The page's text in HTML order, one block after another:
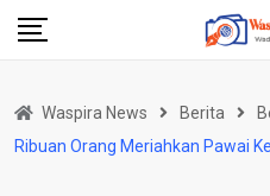
Skip
Waspira News Berita
Ribuan Orang Meriahkan Pawai